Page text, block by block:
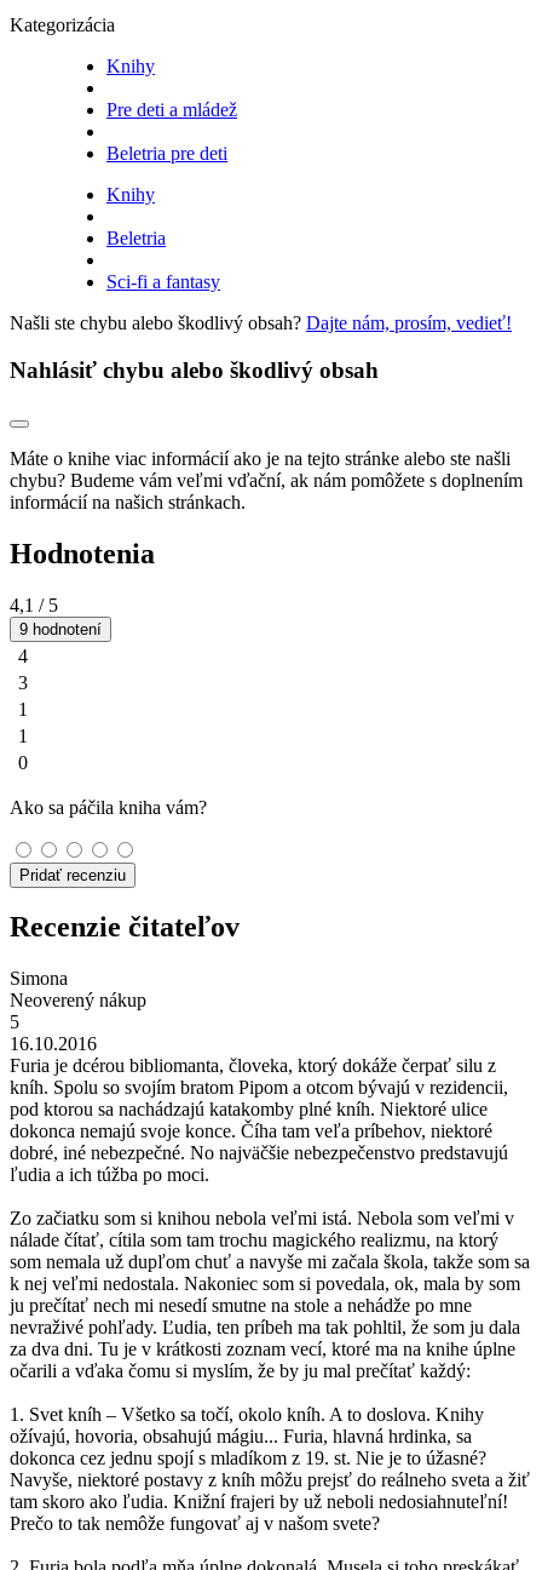
Kategorizácia
Knihy
Pre deti a mládež
Beletria pre deti
Knihy
Beletria
Sci-fi a fantasy
Našli ste chybu alebo škodlivý obsah? Dajte nám, prosím, vedieť!
Nahlásiť chybu alebo škodlivý obsah
Máte o knihe viac informácií ako je na tejto stránke alebo ste našli
chybu? Budeme vám veľmi vďační, ak nám pomôžete s doplnením
informácií na našich stránkach.
Hodnotenia
4,1 / 5
9 hodnotení
4
3
1
1
0
Ako sa páčila kniha vám?
Pridať recenziu
Recenzie čitateľov
Simona
Neoverený nákup
5
16.10.2016
Furia je dcérou bibliomanta, človeka, ktorý dokáže čerpať silu z
kníh. Spolu so svojím bratom Pipom a otcom bývajú v rezidencii,
pod ktorou sa nachádzajú katakomby plné kníh. Niektoré ulice
dokonca nemajú svoje konce. Číha tam veľa príbehov, niektoré
dobré, iné nebezpečné. No najväčšie nebezpečenstvo predstavujú
ľudia a ich túžba po moci.
Zo začiatku som si knihou nebola veľmi istá. Nebola som veľmi v
nálade čítať, cítila som tam trochu magického realizmu, na ktorý
som nemala už dupľom chuť a navyše mi začala škola, takže som sa
k nej veľmi nedostala. Nakoniec som si povedala, ok, mala by som
ju prečítať nech mi nesedí smutne na stole a nehádže po mne
nevraživé pohľady. Ľudia, ten príbeh ma tak pohltil, že som ju dala
za dva dni. Tu je v krátkosti zoznam vecí, ktoré ma na knihe úplne
očarili a vďaka čomu si myslím, že by ju mal prečítať každý:
1. Svet kníh – Všetko sa točí, okolo kníh. A to doslova. Knihy
ožívajú, hovoria, obsahujú mágiu... Furia, hlavná hrdinka, sa
dokonca cez jednu spojí s mladíkom z 19. st. Nie je to úžasné?
Navyše, niektoré postavy z kníh môžu prejsť do reálneho sveta a žiť
tam skoro ako ľudia. Knižní frajeri by už neboli nedosiahnuteľní!
Prečo to tak nemôže fungovať aj v našom svete?